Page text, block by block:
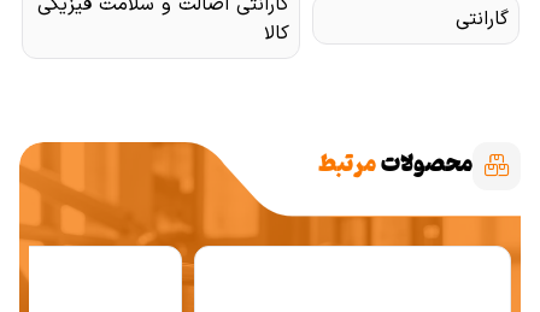
گارانتی
کالا
محصولاتمرتبط